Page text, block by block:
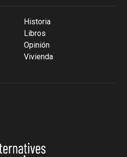
Historia
Libros
Opinión
Vivienda